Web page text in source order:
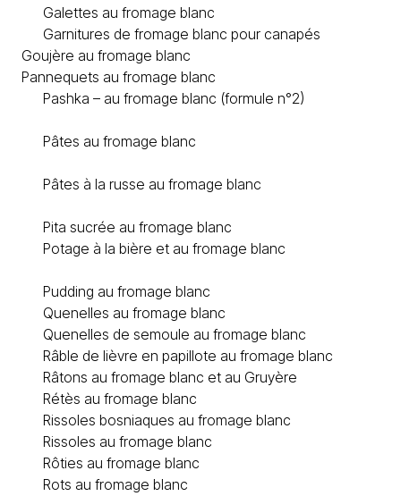
Galettes au fromage blanc
Garnitures de fromage blanc pour canapés
Goujère au fromage blanc
Pannequets au fromage blanc
Pashka – au fromage blanc (formule n°2)
Pâtes au fromage blanc
Pâtes à la russe au fromage blanc
Pita sucrée au fromage blanc
Potage à la bière et au fromage blanc
Pudding au fromage blanc
Quenelles au fromage blanc
Quenelles de semoule au fromage blanc
Râble de lièvre en papillote au fromage blanc
Râtons au fromage blanc et au Gruyère
Rétès au fromage blanc
Rissoles bosniaques au fromage blanc
Rissoles au fromage blanc
Rôties au fromage blanc
Rots au fromage blanc